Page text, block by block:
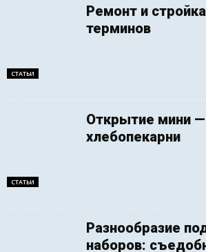
СТАТЬИ
Ремонт и
терминов
СТАТЬИ
Открытие мини —
хлебопекарни
Разнообразие
наборов: